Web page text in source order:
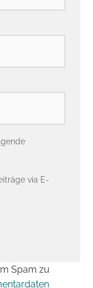
via E-
Spam zu